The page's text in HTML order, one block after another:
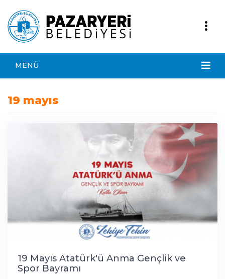
MENÜ
19 mayıs
19 Mayıs Atatürk'ü Anma Gençlik ve
Spor Bayramı